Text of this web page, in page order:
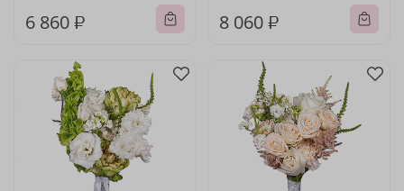
6 860 ₽ 8 060 ₽